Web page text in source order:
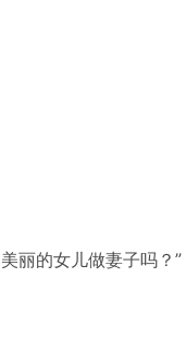
丽的女儿做妻子吗？”